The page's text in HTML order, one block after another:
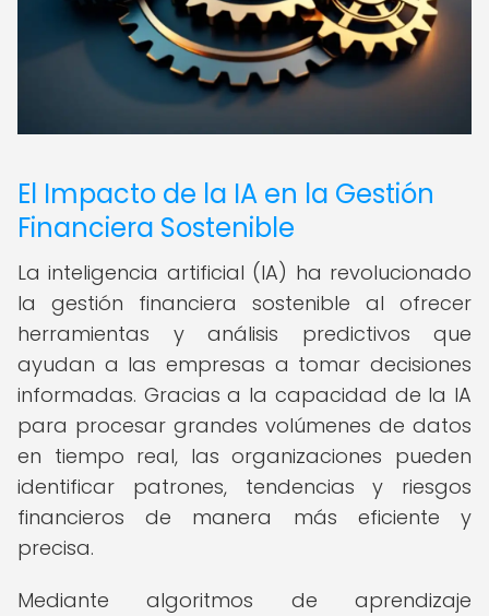
El Impacto de la IA en la Gestión
Financiera Sostenible
La inteligencia artificial (IA) ha revolucionado
la gestión financiera sostenible al ofrecer
herramientas y análisis predictivos que
ayudan a las empresas a tomar decisiones
informadas. Gracias a la capacidad de la IA
para procesar grandes volúmenes de datos
en tiempo real, las organizaciones pueden
identificar patrones, tendencias y riesgos
financieros de manera más eficiente y
precisa.
Mediante algoritmos de aprendizaje